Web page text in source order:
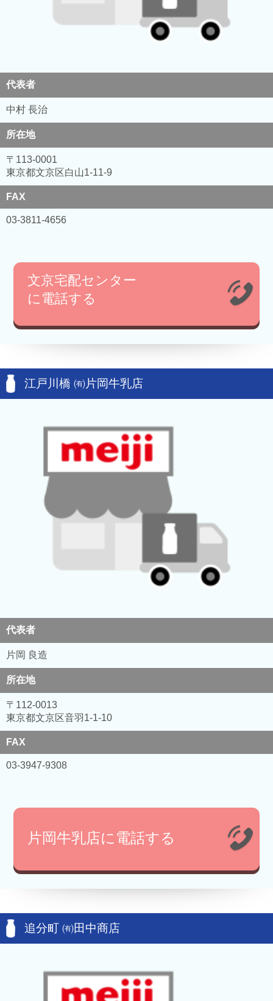
代表者
中村 長治
所在地
〒113-0001
東京都文京区白山1-11-9
FAX
03-3811-4656
文京宅配センター
に電話する
江戸川橋 ㈲片岡牛乳店
代表者
片岡 良造
所在地
〒112-0013
東京都文京区音羽1-1-10
FAX
03-3947-9308
片岡牛乳店に電話する
追分町 ㈲田中商店